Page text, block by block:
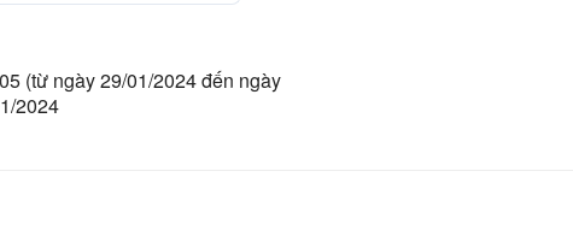
(từ ngày 29/01/2024 đến ngày
2024